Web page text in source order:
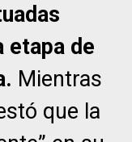
etapa de
Mientras
que la